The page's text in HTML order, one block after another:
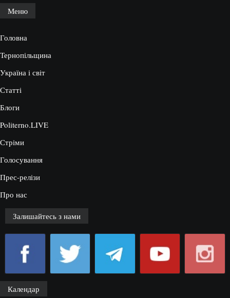
Меню
Головна
Тернопільщина
Україна і світ
Статті
Блоги
Politerno.LIVE
Стріми
Голосування
Прес-релізи
Про нас
Залишайтесь з нами
Календар